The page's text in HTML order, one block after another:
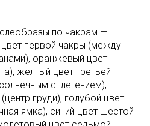
по чакрам —
первой чакры (между
оранжевый цвет
желтый цвет третьей
сплетением),
груди), голубой цвет
ямка), синий цвет шестой